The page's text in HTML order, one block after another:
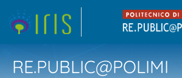
RE.PUBLIC@POLIMI